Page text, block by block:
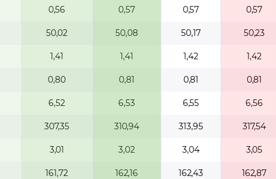
0,56 0,57 0,57 0,57
50,02 50,08 50,17 50,23
1,41 1,41 1,42 1,42
0,80 0,81 0,81 0,81
6,52 6,53 6,55 6,56
307,35 310,94 313,95 317,54
3,01 3,02 3,04 3,05
161,72 162,16 162,43 162,87